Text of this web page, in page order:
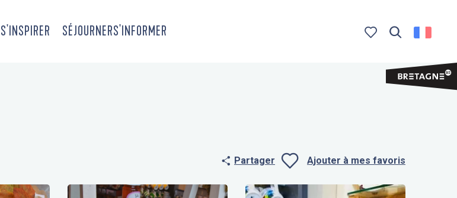
S'INSPIRER SÉJOURNERS'INFORMER
Partager
Ajouter aux
Ajouter à mes favoris